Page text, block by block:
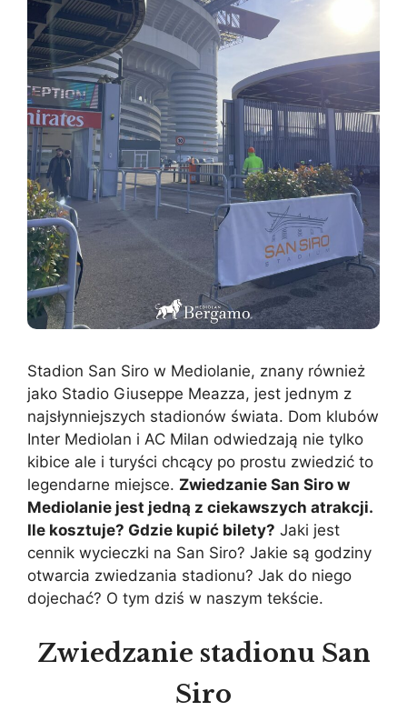
Stadion San Siro w Mediolanie, znany również
jako Stadio Giuseppe Meazza, jest jednym z
najsłynniejszych stadionów świata. Dom klubów
Inter Mediolan i AC Milan odwiedzają nie tylko
kibice ale i turyści chcący po prostu zwiedzić to
legendarne miejsce. Zwiedzanie San Siro w
Mediolanie jest jedną z ciekawszych atrakcji.
Ile kosztuje? Gdzie kupić bilety? Jaki jest
cennik wycieczki na San Siro? Jakie są godziny
otwarcia zwiedzania stadionu? Jak do niego
dojechać? O tym dziś w naszym tekście.
Zwiedzanie stadionu San
Siro